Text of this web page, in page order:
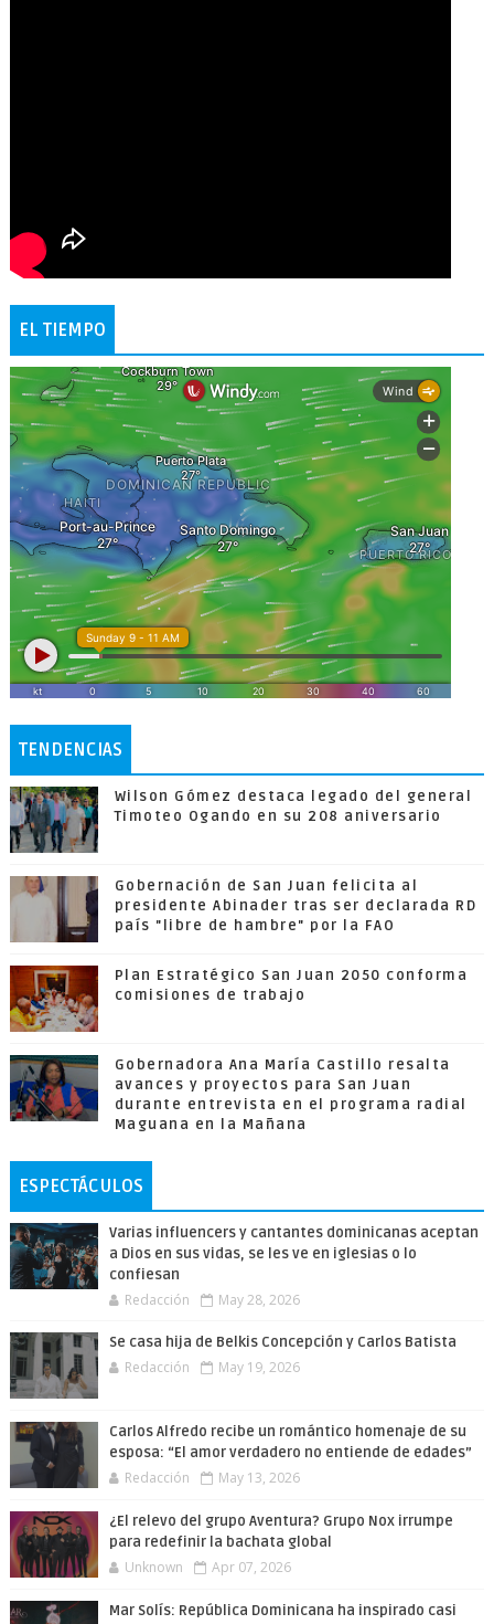
EL TIEMPO
TENDENCIAS
Wilson Gómez destaca legado del general
Timoteo Ogando en su 208 aniversario
Gobernación de San Juan felicita al
presidente Abinader tras ser declarada RD
país "libre de hambre" por la FAO
Plan Estratégico San Juan 2050 conforma
comisiones de trabajo
Gobernadora Ana María Castillo resalta
avances y proyectos para San Juan
durante entrevista en el programa radial
Maguana en la Mañana
ESPECTÁCULOS
Varias influencers y cantantes dominicanas aceptan
a Dios en sus vidas, se les ve en iglesias o lo
confiesan
Redacción May 28, 2026
Se casa hija de Belkis Concepción y Carlos Batista
Redacción May 19, 2026
Carlos Alfredo recibe un romántico homenaje de su
esposa: “El amor verdadero no entiende de edades”
Redacción May 13, 2026
¿El relevo del grupo Aventura? Grupo Nox irrumpe
para redefinir la bachata global
Unknown Apr 07, 2026
Mar Solís: República Dominicana ha inspirado casi